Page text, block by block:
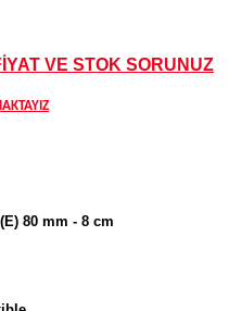
VE STOK SORUNUZ
80 mm - 8 cm